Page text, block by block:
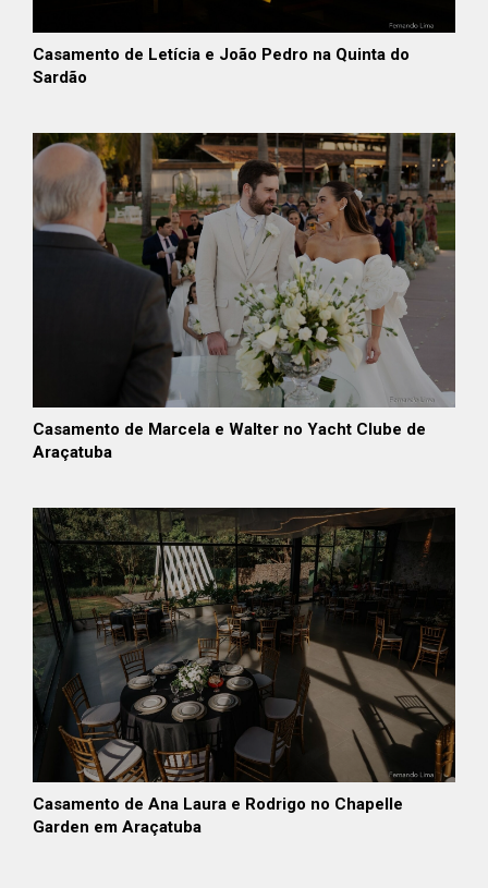
Casamento de Letícia e João Pedro na Quinta do
Sardão
Casamento de Marcela e Walter no Yacht Clube de
Araçatuba
Casamento de Ana Laura e Rodrigo no Chapelle
Garden em Araçatuba